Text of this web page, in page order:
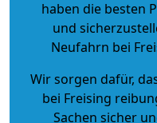
haben die besten
und
Neufahrn bei
Wir sorgen dafür,
bei Freising
Sachen sicher